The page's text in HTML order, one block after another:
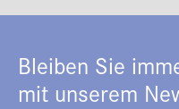
Bleiben Sie
mit unserem